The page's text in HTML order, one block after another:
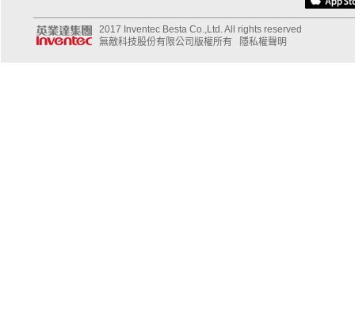
2017 Inventec Besta Co.,Ltd. All rights reserved
無敵科技股份有限公司版權所有
隱私權聲明